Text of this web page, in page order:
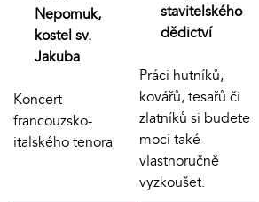
Nepomuk,
kostel sv.
Jakuba
Koncert
francouzsko-
italského tenora
stavitelského
dědictví
Práci hutníků,
kovářů, tesařů či
zlatníků si budete
moci také
vlastnoručně
vyzkoušet.